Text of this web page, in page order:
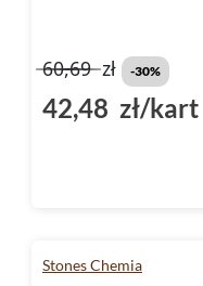
60,69zł -30%
42,48 zł/kart
Stones Chemia